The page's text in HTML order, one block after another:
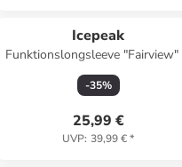
Icepeak
Funktionslongsleeve "Fairview"
Blau
-35%
25,99 €
UVP: 39,99 €*